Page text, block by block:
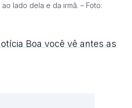
lado dela e da irmã. – Foto:
Boa você vê antes as